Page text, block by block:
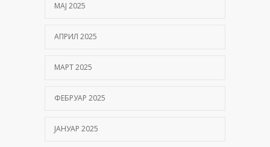
МАЈ 2025
АПРИЛ 2025
МАРТ 2025
ФЕБРУАР 2025
ЈАНУАР 2025